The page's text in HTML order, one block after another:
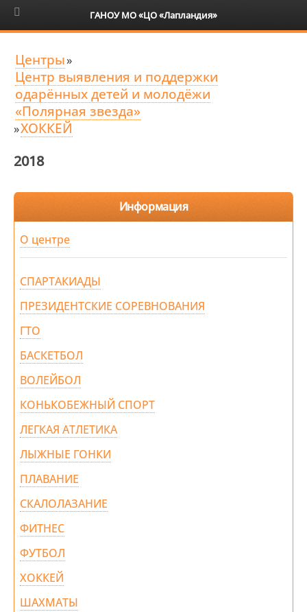
6+
Центры»
Центр выявления и поддержки
одарённых детей и молодёжи
«Полярная звезда»
»ХОККЕЙ
2018
Информация
О центре
СПАРТАКИАДЫ
ПРЕЗИДЕНТСКИЕ СОРЕВНОВАНИЯ
ГТО
БАСКЕТБОЛ
ВОЛЕЙБОЛ
КОНЬКОБЕЖНЫЙ СПОРТ
ЛЕГКАЯ АТЛЕТИКА
ЛЫЖНЫЕ ГОНКИ
ПЛАВАНИЕ
СКАЛОЛАЗАНИЕ
ФИТНЕС
ФУТБОЛ
ХОККЕЙ
ШАХМАТЫ
ГАНОУ МО «ЦО «Лапландия»